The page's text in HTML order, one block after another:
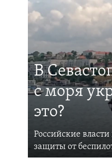
В
с моря
это?
Российские
защиты от